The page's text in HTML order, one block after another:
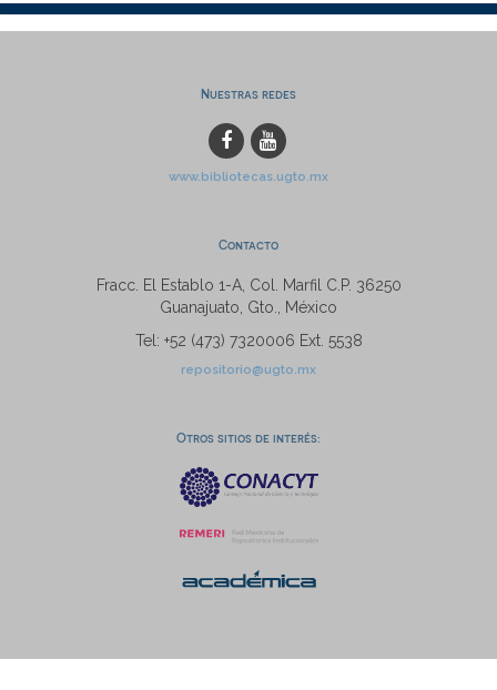
Nuestras redes
www.bibliotecas.ugto.mx
Contacto
Fracc. El Establo 1-A, Col. Marfil C.P. 36250
Guanajuato, Gto., México
Tel: +52 (473) 7320006 Ext. 5538
repositorio@ugto.mx
Otros sitios de interés: